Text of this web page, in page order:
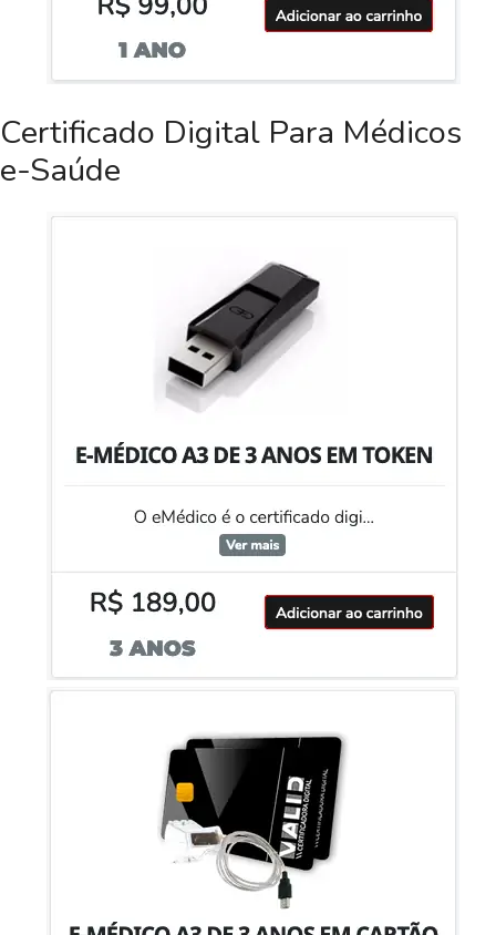
Certificado Digital Para Médicos
e-Saúde